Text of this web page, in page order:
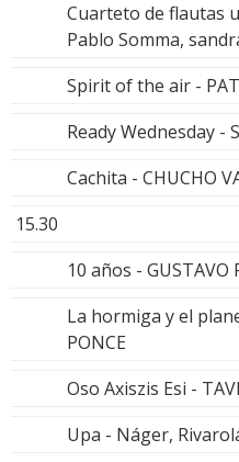
Cuarteto de flautas
Pablo Somma,
Spirit of the air -
Ready Wednesday -
Cachita - CHUCHO
15.30
10 años - GUSTAVO
La hormiga y el
PONCE
Oso Axiszis Esi -
Upa - Náger,